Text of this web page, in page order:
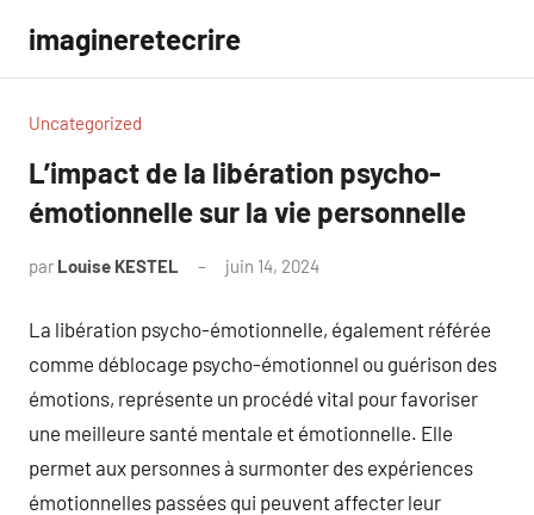
contenu
imagineretecrire
Uncategorized
L’impact de la libération psycho-
émotionnelle sur la vie personnelle
par Louise KESTEL juin 14, 2024
La libération psycho-émotionnelle, également référée
comme déblocage psycho-émotionnel ou guérison des
émotions, représente un procédé vital pour favoriser
une meilleure santé mentale et émotionnelle. Elle
permet aux personnes à surmonter des expériences
émotionnelles passées qui peuvent affecter leur